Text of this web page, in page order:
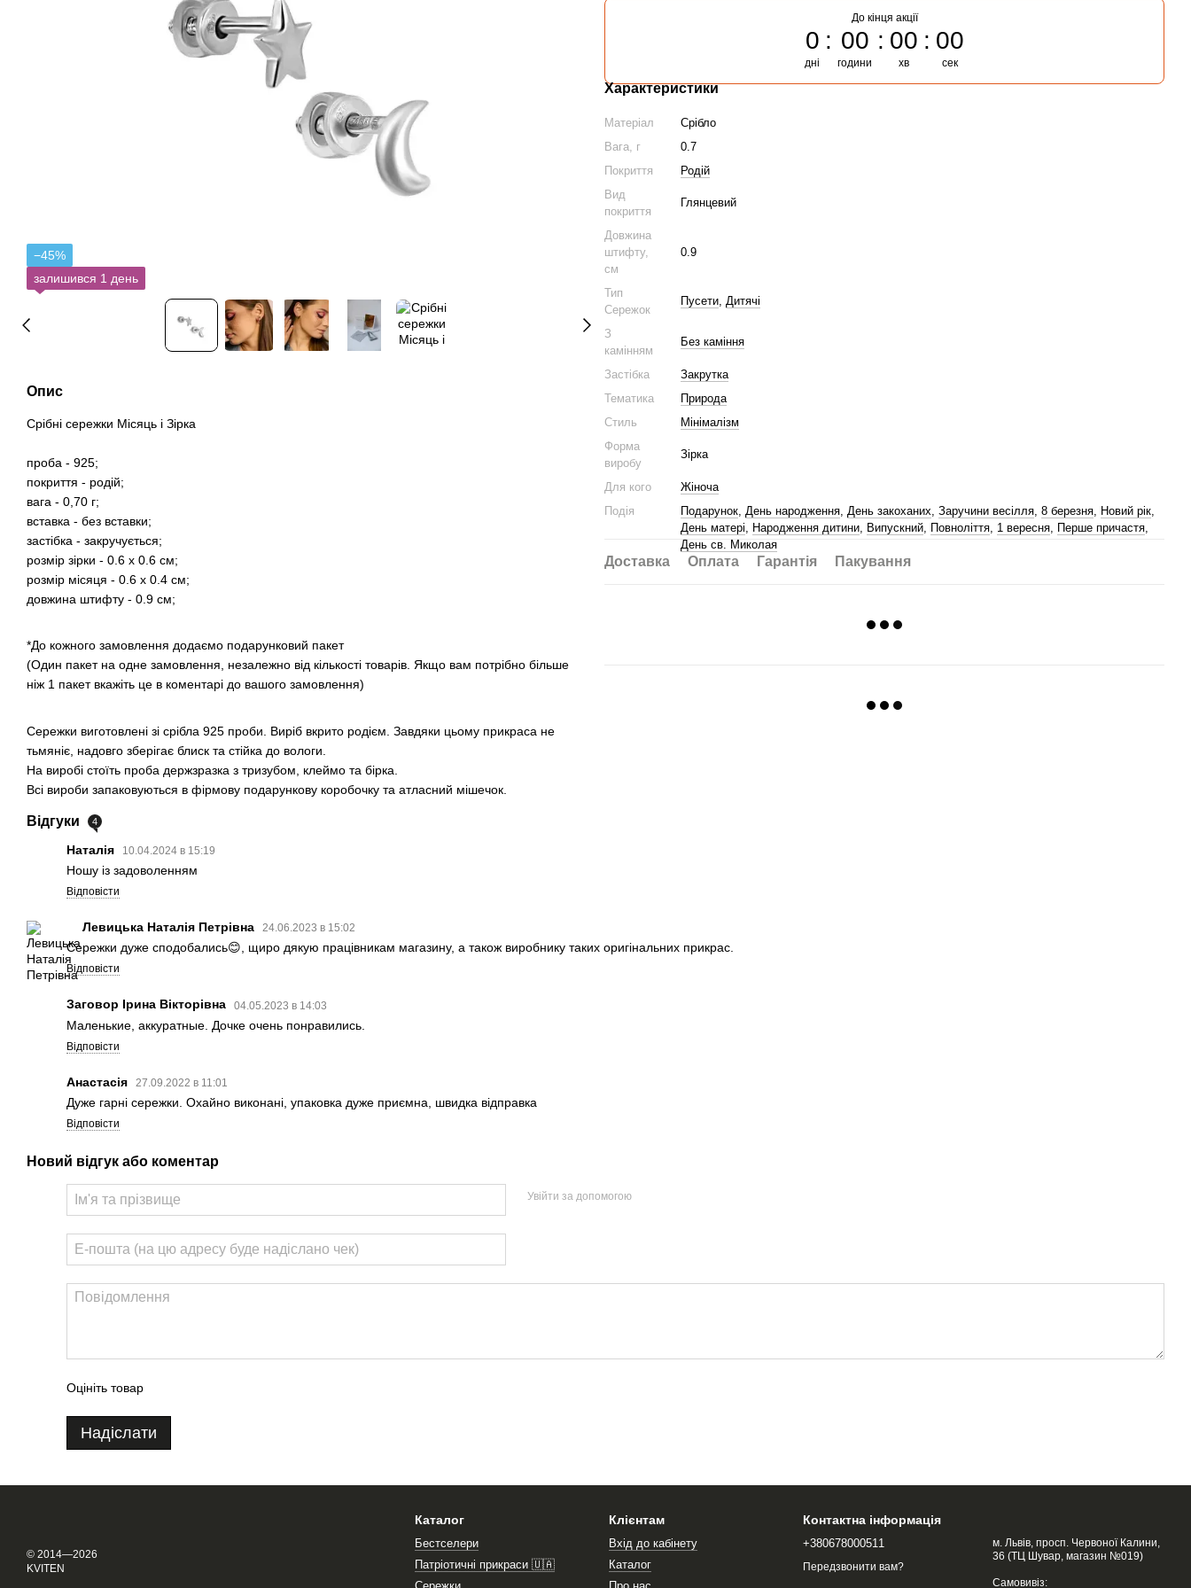
−45%
залишився 1 день
Опис
Срібні сережки Місяць і Зірка
проба - 925;
покриття - родій;
вага - 0,70 г;
вставка - без вставки;
застібка - закручується;
розмір зірки - 0.6 х 0.6 см;
розмір місяця - 0.6 х 0.4 см;
довжина штифту - 0.9 см;
*До кожного замовлення додаємо подарунковий пакет
(Один пакет на одне замовлення, незалежно від кількості товарів. Якщо вам потрібно більше
ніж 1 пакет вкажіть це в коментарі до вашого замовлення)
Сережки виготовлені зі срібла 925 проби. Виріб вкрито родієм. Завдяки цьому прикраса не
тьмяніє, надовго зберігає блиск та стійка до вологи.
На виробі стоїть проба держзразка з тризубом, клеймо та бірка.
Всі вироби запаковуються в фірмову подарункову коробочку та атласний мішечок.
До кінця акції
0
дні
00
години
00
хв
00
сек
Характеристики
Матеріал
Срібло
Вага, г
0.7
Покриття
Родій
Вид
покриття
Глянцевий
Довжина
штифту,
см
0.9
Тип
Сережок
Пусети, Дитячі
З
камінням
Без каміння
Застібка
Закрутка
Тематика
Природа
Стиль
Мінімалізм
Форма
виробу
Зірка
Для кого
Жіноча
Подія
Подарунок, День народження, День закоханих, Заручини весілля, 8 березня, Новий рік,
День матері, Народження дитини, Випускний, Повноліття, 1 вересня, Перше причастя,
День св. Миколая
Доставка Оплата Гарантія Пакування
Відгуки 4
Наталія 10.04.2024 в 15:19
Ношу із задоволенням
Відповісти
Левицька Наталія Петрівна 24.06.2023 в 15:02
Сережки дуже сподобались😊, щиро дякую працівникам магазину, а також виробнику таких оригінальних прикрас.
Відповісти
Заговор Ірина Вікторівна 04.05.2023 в 14:03
Маленькие, аккуратные. Дочке очень понравились.
Відповісти
Анастасія 27.09.2022 в 11:01
Дуже гарні сережки. Охайно виконані, упаковка дуже приємна, швидка відправка
Відповісти
Новий відгук або коментар
Увійти за допомогою
Оцініть товар
Надіслати
© 2014—2026
KVITEN
Каталог
Бестселери
Патріотичні прикраси 🇺🇦
Клієнтам
Вхід до кабінету
Каталог
Контактна інформація
+380678000511
Передзвонити вам?
м. Львів, просп. Червоної Калини,
36 (ТЦ Шувар, магазин №019)
Самовивіз: